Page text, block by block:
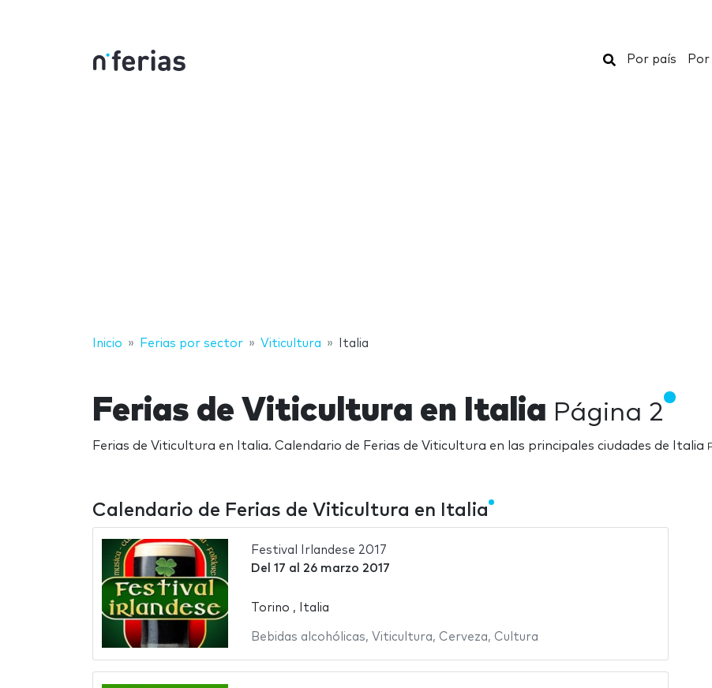
Buscar
Por país Por
Inicio Ferias por sector Viticultura Italia
Ferias de Viticultura en Italia Página 2
Ferias de Viticultura en Italia. Calendario de Ferias de Viticultura en las principales ciudades de Italia
Calendario de Ferias de Viticultura en Italia
Festival Irlandese 2017
Del 17 al 26 marzo 2017
Torino , Italia
Bebidas alcohólicas, Viticultura, Cerveza, Cultura